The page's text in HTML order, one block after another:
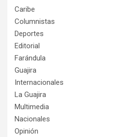
Caribe
Columnistas
Deportes
Editorial
Farándula
Guajira
Internacionales
La Guajira
Multimedia
Nacionales
Opinión